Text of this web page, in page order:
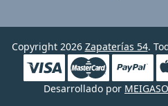
Copyright 2026 Zapaterías 54.
Desarrollado por